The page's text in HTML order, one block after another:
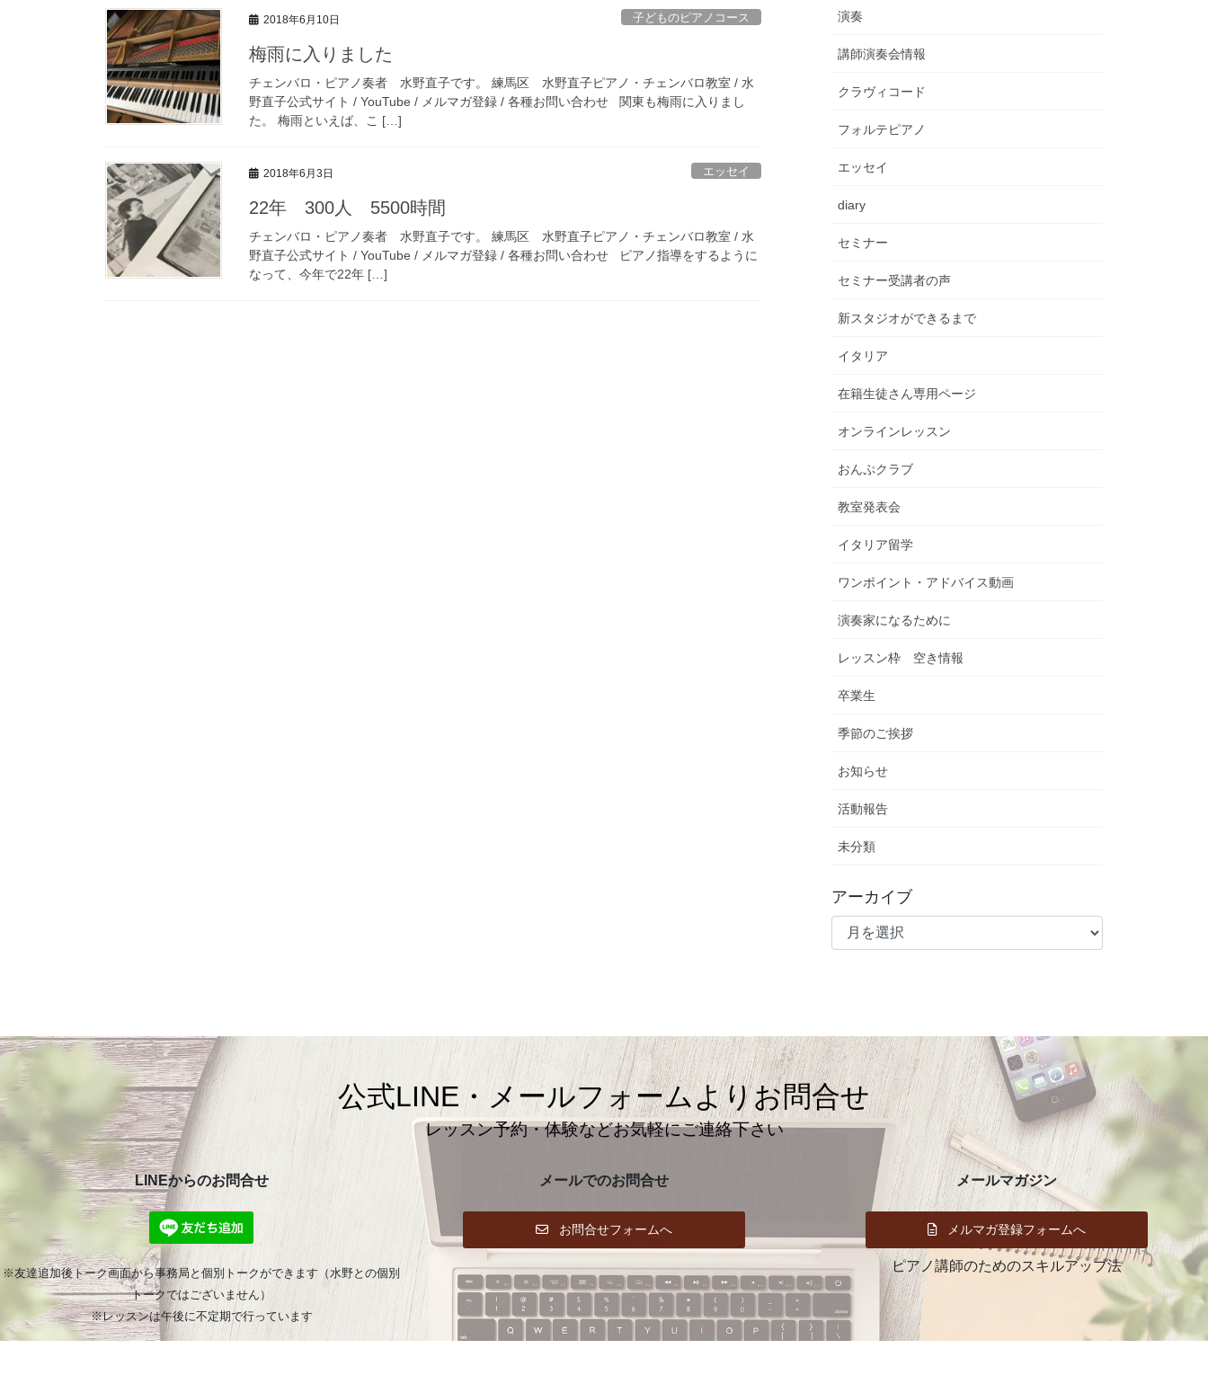
2018年6月10日 子どものピアノコース
梅雨に入りました
チェンバロ・ピアノ奏者 水野直子です。 練馬区 水野直子ピアノ・チェンバロ教室 / 水
野直子公式サイト / YouTube / メルマガ登録 / 各種お問い合わせ 関東も梅雨に入りまし
た。 梅雨といえば、こ […]
2018年6月3日 エッセイ
22年 300人 5500時間
チェンバロ・ピアノ奏者 水野直子です。 練馬区 水野直子ピアノ・チェンバロ教室 / 水
野直子公式サイト / YouTube / メルマガ登録 / 各種お問い合わせ ピアノ指導をするように
なって、今年で22年 […]
演奏
講師演奏会情報
クラヴィコード
フォルテピアノ
エッセイ
diary
セミナー
セミナー受講者の声
新スタジオができるまで
イタリア
在籍生徒さん専用ページ
オンラインレッスン
おんぷクラブ
教室発表会
イタリア留学
ワンポイント・アドバイス動画
演奏家になるために
レッスン枠 空き情報
卒業生
季節のご挨拶
お知らせ
活動報告
未分類
アーカイブ
ア
公式LINE・メールフォームよりお問合せ
レッスン予約・体験などお気軽にご連絡下さい
LINEからのお問合せ
※友達追加後トーク画面から事務局と個別トークができます（水野との個別
トークではございません）
※レッスンは午後に不定期で行っています
メールでのお問合せ
お問合せフォームへ
メールマガジン
メルマガ登録フォームへ
ピアノ講師のためのスキルアップ法